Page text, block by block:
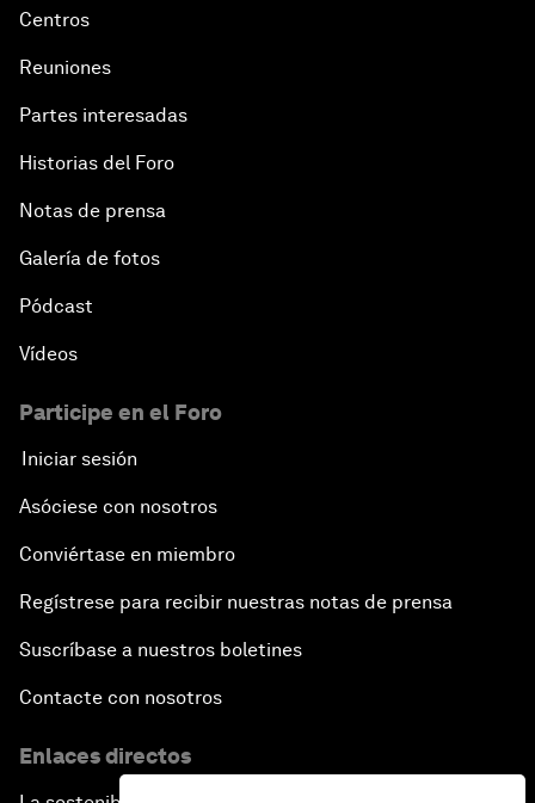
Centros
Reuniones
Partes interesadas
Historias del Foro
Notas de prensa
Galería de fotos
Pódcast
Vídeos
Participe en el Foro
Iniciar sesión
Asóciese con nosotros
Conviértase en miembro
Regístrese para recibir nuestras notas de prensa
Suscríbase a nuestros boletines
Contacte con nosotros
Enlaces directos